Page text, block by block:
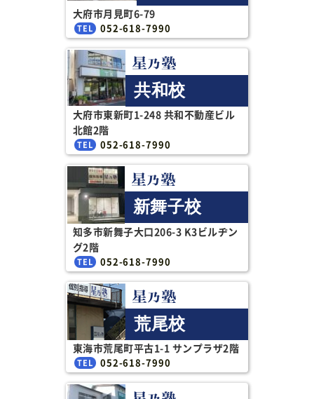
大府市月見町6-79
052-618-7990
共和校
大府市東新町1-248 共和不動産ビル
北館2階
052-618-7990
新舞子校
知多市新舞子大口206-3 K3ビルヂン
グ2階
052-618-7990
荒尾校
東海市荒尾町平古1-1 サンプラザ2階
052-618-7990